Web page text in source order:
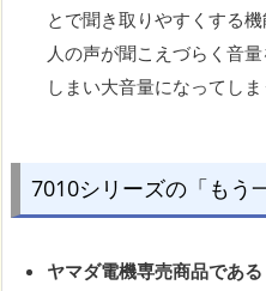
とで聞き取りやすくする機
人の声が聞こえづらく音
しまい大音量になってし
7010シリーズの「もう
ヤマダ電機専売商品である